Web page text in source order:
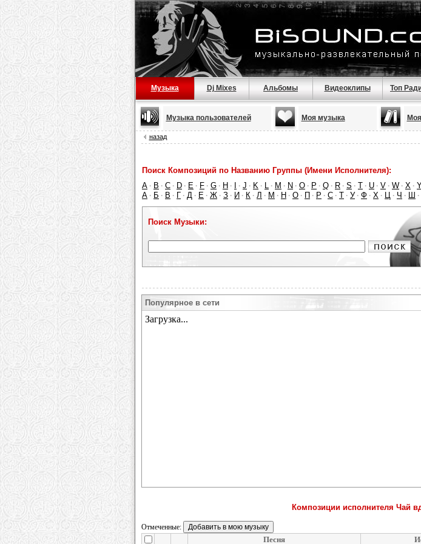
Музыка Dj Mixes Альбомы Видеоклипы Топ
Музыка пользователей Моя музыка
назад
Поиск Композиций по Названию Группы (Имени Исполнителя):
A · B · C · D · E · F · G · H · · J · K · L · M · N · O · P · Q · R · S · T · U · V · W · X ·
А · Б · В · Г · Д · Е · Ж · З · И · К · Л · М · Н · О · П · Р · С · Т · У · Ф · Х · Ц · Ч · Ш ·
Поиск Музыки:
Популярное в сети
Композиции исполнителя Чай
Отмеченные:
Песня